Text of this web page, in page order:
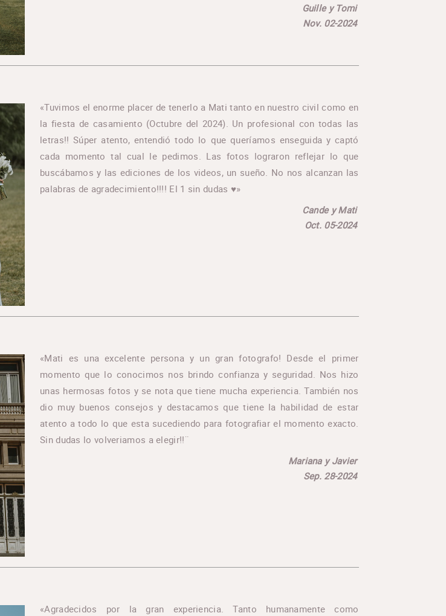
Guille y Tomi
Nov. 02-2024
«Tuvimos el enorme placer de tenerlo a Mati tanto en nuestro civil como en
la fiesta de casamiento (Octubre del 2024). Un profesional con todas las
letras!! Súper atento, entendió todo lo que queríamos enseguida y captó
cada momento tal cual le pedimos. Las fotos lograron reflejar lo que
buscábamos y las ediciones de los videos, un sueño. No nos alcanzan las
palabras de agradecimiento!!!! El 1 sin dudas ♥️»
Cande y Mati
Oct. 05-2024
«Mati es una excelente persona y un gran fotografo! Desde el primer
momento que lo conocimos nos brindo confianza y seguridad. Nos hizo
unas hermosas fotos y se nota que tiene mucha experiencia. También nos
dio muy buenos consejos y destacamos que tiene la habilidad de estar
atento a todo lo que esta sucediendo para fotografiar el momento exacto.
Sin dudas lo volveriamos a elegir!!¨
Mariana y Javier
Sep. 28-2024
«Agradecidos por la gran experiencia. Tanto humanamente como